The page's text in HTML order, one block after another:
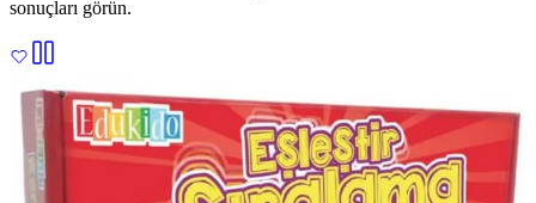
sonuçları görün.